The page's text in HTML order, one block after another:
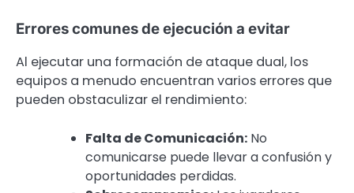
Errores comunes de ejecución a evitar
Al ejecutar una formación de ataque dual, los
equipos a menudo encuentran varios errores que
pueden obstaculizar el rendimiento:
Falta de Comunicación: No
comunicarse puede llevar a confusión y
oportunidades perdidas.